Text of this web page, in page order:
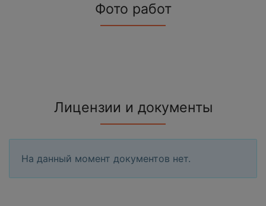
Фото работ
Лицензии и документы
На данный момент документов нет.